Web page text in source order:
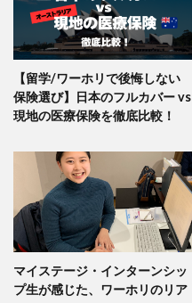
【留学/ワーホリで後悔しない
保険選び】日本のフルカバー vs
現地の医療保険を徹底比較！
マイステージ・インターンシッ
プ生が感じた、ワーホリのリア